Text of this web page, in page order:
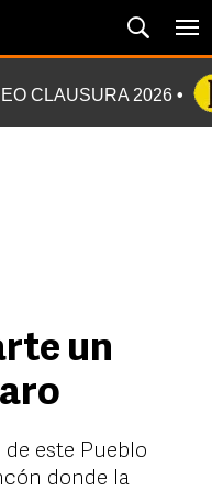
CLAUSURA 2026
un
este Pueblo
donde la